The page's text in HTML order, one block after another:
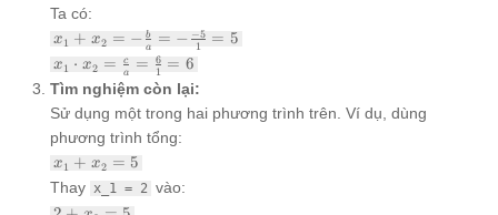
Ta có:
x_1 +
\frac{b}
{a} = -
\frac{-5}
{1} = 5
x1 + x2 = − a
b = − 1
−5 = 5
x_1
\cdot
x_2 =
\frac{c}
{a} =
\frac{6}
{1} = 6
x1 ⋅ x2 = a
c = 1
6 = 6
Tìm nghiệm còn lại:
Sử dụng một trong hai phương trình trên. Ví dụ, dùng
phương trình tổng:
x_1
+
x_2
x1 + x2 = 5
Thay x_1 = 2 vào:
2 +